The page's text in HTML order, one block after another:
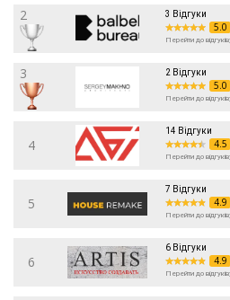
2 3 Відгуки
5.0
Перейти до відгуків
3 2 Відгуки
5.0
Перейти до відгуків
4
14 Відгуки
4.5
Перейти до відгуків
5
7 Відгуки
4.9
Перейти до відгуків
6
6 Відгуки
4.9
Перейти до відгуків